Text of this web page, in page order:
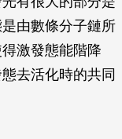
由數條分子鏈所
激發態能階降
去活化時的共同